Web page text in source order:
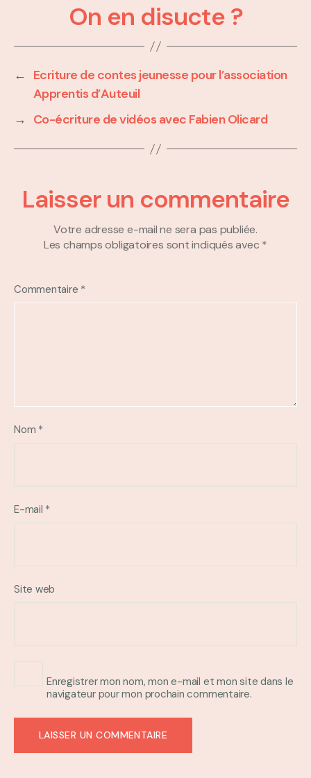
On en disucte ?
← Ecriture de contes jeunesse pour l’association
Apprentis d’Auteuil
→ Co-écriture de vidéos avec Fabien Olicard
Laisser un commentaire
Votre adresse e-mail ne sera pas publiée.
Les champs obligatoires sont indiqués avec *
Commentaire *
Nom *
E-mail *
Site web
Enregistrer mon nom, mon e-mail et mon site dans le
navigateur pour mon prochain commentaire.